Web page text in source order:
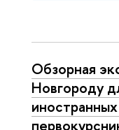
Обзорная
Новгороду